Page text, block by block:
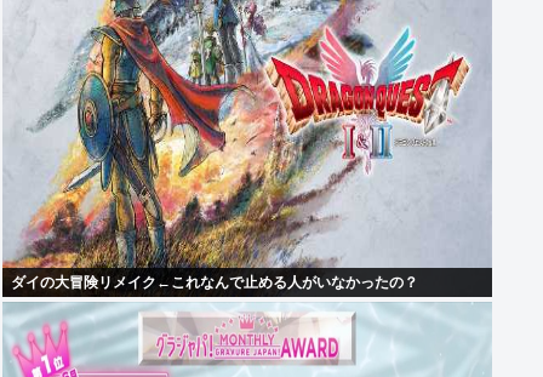
ダイの大冒険リメイク←これなんで止める人がいなかったの？